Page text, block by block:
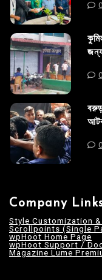
0
0
0
Company
Style Customization
Scrollpoints (Single
wpHoot Home Page
wpHoot Support /
Magazine Lume